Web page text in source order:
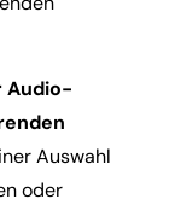
Audio-
Auswahl
oder